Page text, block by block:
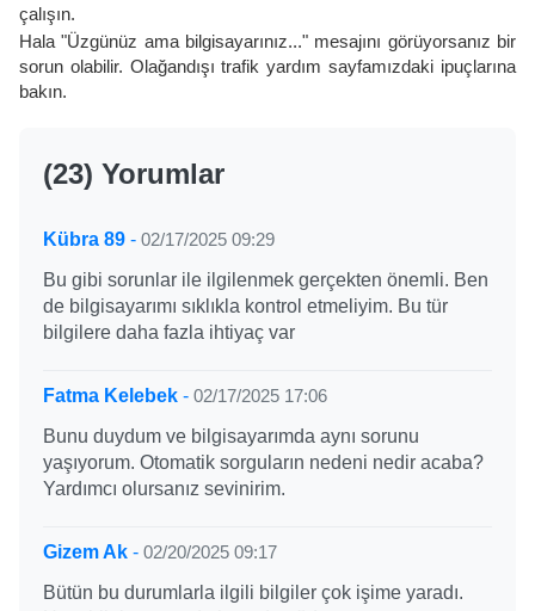
çalışın.
Hala "Üzgünüz ama bilgisayarınız..." mesajını görüyorsanız bir
sorun olabilir. Olağandışı trafik yardım sayfamızdaki ipuçlarına
bakın.
(23) Yorumlar
Kübra 89 - 02/17/2025 09:29
Bu gibi sorunlar ile ilgilenmek gerçekten önemli. Ben
de bilgisayarımı sıklıkla kontrol etmeliyim. Bu tür
bilgilere daha fazla ihtiyaç var
Fatma Kelebek - 02/17/2025 17:06
Bunu duydum ve bilgisayarımda aynı sorunu
yaşıyorum. Otomatik sorguların nedeni nedir acaba?
Yardımcı olursanız sevinirim.
Gizem Ak - 02/20/2025 09:17
Bütün bu durumlarla ilgili bilgiler çok işime yaradı.